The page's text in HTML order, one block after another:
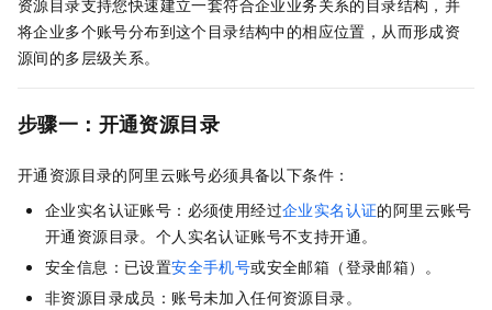
资源目录支持您快速建立一套符合企业业务关系的目录结构，并
将企业多个账号分布到这个目录结构中的相应位置，从而形成资
源间的多层级关系。
步骤一：开通资源目录
开通资源目录的阿里云账号必须具备以下条件：
企业实名认证账号：必须使用经过企业实名认证的阿里云账号
开通资源目录。个人实名认证账号不支持开通。
安全信息：已设置安全手机号或安全邮箱（登录邮箱） 。
非资源目录成员：账号未加入任何资源目录。